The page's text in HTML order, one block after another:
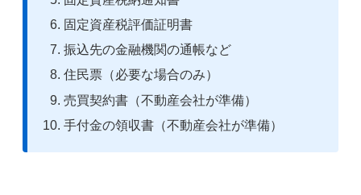
固定資産税評価証明書
振込先の金融機関の通帳など
住民票（必要な場合のみ）
売買契約書（不動産会社が準備）
手付金の領収書（不動産会社が準備）